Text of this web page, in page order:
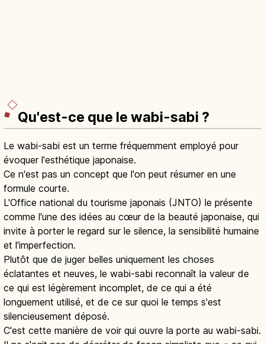
Qu'est-ce que le wabi-sabi ?
Le wabi-sabi est un terme fréquemment employé pour
évoquer l'esthétique japonaise.
Ce n'est pas un concept que l'on peut résumer en une
formule courte.
L'Office national du tourisme japonais (JNTO) le présente
comme l'une des idées au cœur de la beauté japonaise, qui
invite à porter le regard sur le silence, la sensibilité humaine
et l'imperfection.
Plutôt que de juger belles uniquement les choses
éclatantes et neuves, le wabi-sabi reconnaît la valeur de
ce qui est légèrement incomplet, de ce qui a été
longuement utilisé, et de ce sur quoi le temps s'est
silencieusement déposé.
C'est cette manière de voir qui ouvre la porte au wabi-sabi.